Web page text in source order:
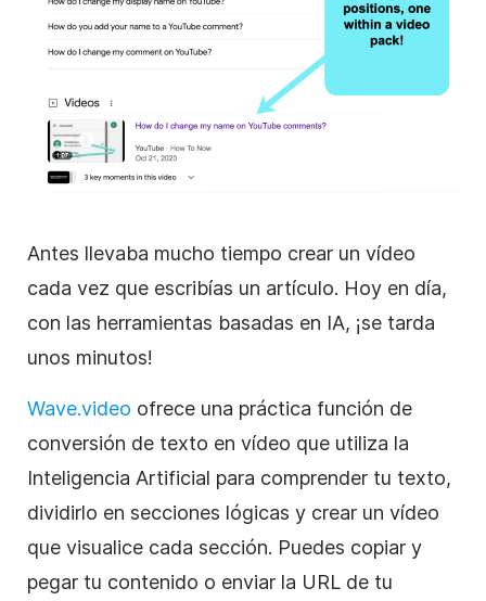
Antes llevaba mucho tiempo crear un vídeo
cada vez que escribías un artículo. Hoy en día,
con las herramientas basadas en IA, ¡se tarda
unos minutos!
Wave.video ofrece una práctica función de
conversión de texto en vídeo que utiliza la
Inteligencia Artificial para comprender tu texto,
dividirlo en secciones lógicas y crear un vídeo
que visualice cada sección. Puedes copiar y
pegar tu contenido o enviar la URL de tu